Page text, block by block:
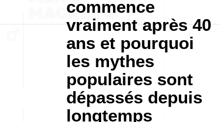
commence
vraiment après 40
ans et pourquoi
les mythes
populaires sont
dépassés depuis
longtemps